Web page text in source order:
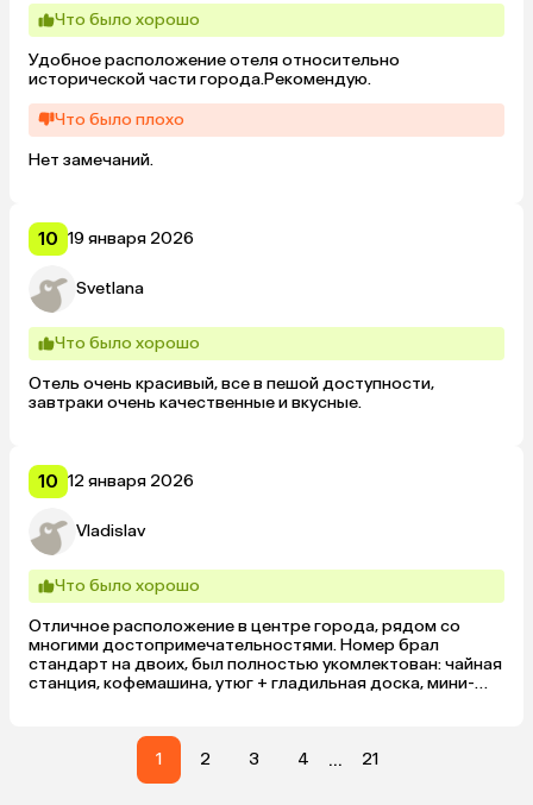
Что было хорошо
Удобное расположение отеля относительно
исторической части города.Рекомендую.
Что было плохо
Нет замечаний.
10 19 января 2026
Svetlana
Что было хорошо
Отель очень красивый, все в пешой доступности,
завтраки очень качественные и вкусные.
10 12 января 2026
Vladislav
Что было хорошо
Отличное расположение в центре города, рядом со
многими достопримечательностями. Номер брал
стандарт на двоих, был полностью укомлектован: чайная
станция, кофемашина, утюг + гладильная доска, мини-
разнообразие блюд на завтрак, также имеется хороший
ресторан на первом этаже отеля, цены приемлемые (в
среднем 3-5 тыс. на двоих, пара блюд + напитки).
1 2 3 4 ... 21